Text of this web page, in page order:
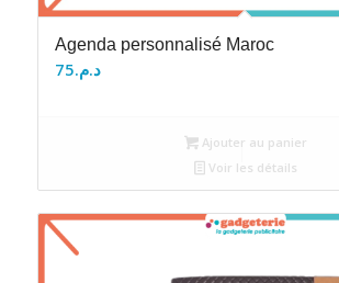
Agenda personnalisé Maroc
د.م.75
Ajouter au panier
Voir les détails